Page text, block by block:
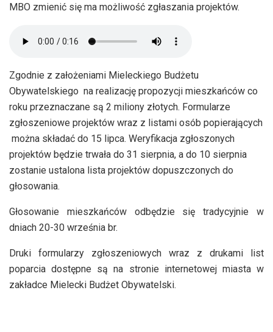
MBO zmienić się ma możliwość zgłaszania projektów.
Zgodnie z założeniami Mieleckiego Budżetu
Obywatelskiego na realizację propozycji mieszkańców co
roku przeznaczane są 2 miliony złotych. Formularze
zgłoszeniowe projektów wraz z listami osób popierających
można składać do 15 lipca. Weryfikacja zgłoszonych
projektów będzie trwała do 31 sierpnia, a do 10 sierpnia
zostanie ustalona lista projektów dopuszczonych do
głosowania.
Głosowanie mieszkańców odbędzie się tradycyjnie w
dniach 20-30 września br.
Druki formularzy zgłoszeniowych wraz z drukami list
poparcia dostępne są na stronie internetowej miasta w
zakładce Mielecki Budżet Obywatelski.